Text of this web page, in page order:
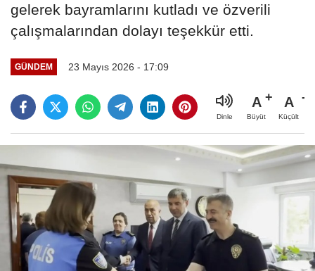
gelerek bayramlarını kutladı ve özverili
çalışmalarından dolayı teşekkür etti.
GÜNDEM 23 Mayıs 2026 - 17:09
Dinle
A
Büyüt
A
Küçült